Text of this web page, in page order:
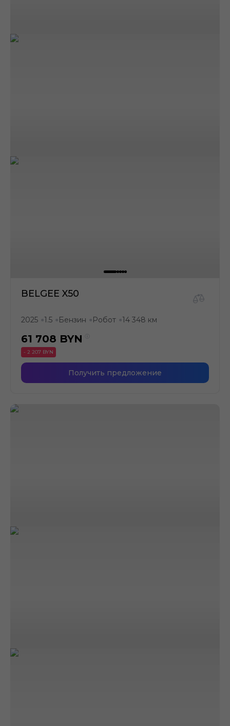
BELGEE X50
2025 ●1.5 ● Бензин ● Робот ●14 348 км
61 708 BYN
- 2 207 BYN
Получить предложение